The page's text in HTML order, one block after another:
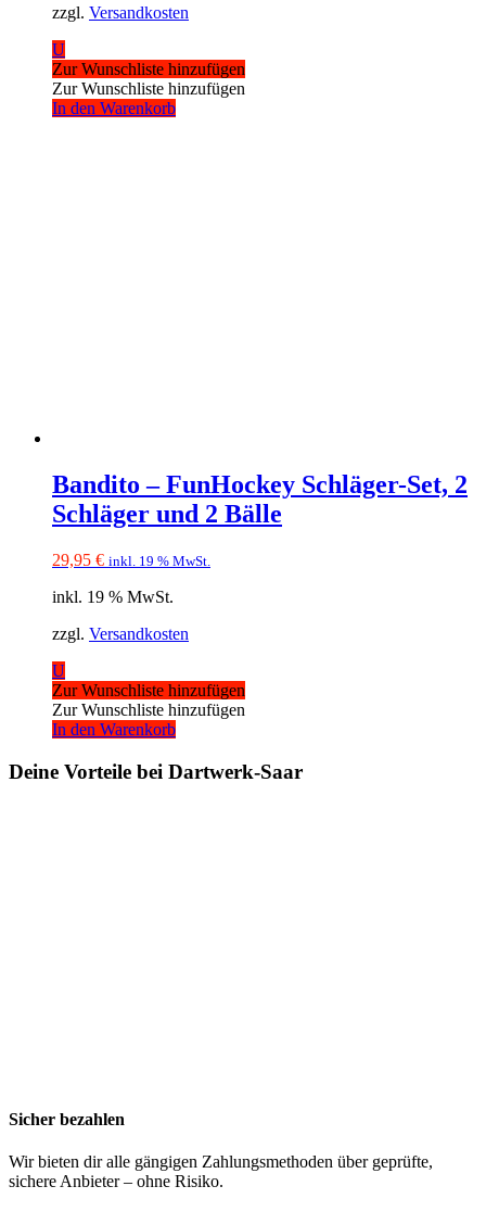
zzgl. Versandkosten
U
Zur Wunschliste hinzufügen
Zur Wunschliste hinzufügen
In den Warenkorb
Bandito – FunHockey Schläger-Set, 2
Schläger und 2 Bälle
29,95 € inkl. 19 % MwSt.
inkl. 19 % MwSt.
zzgl. Versandkosten
U
Zur Wunschliste hinzufügen
Zur Wunschliste hinzufügen
In den Warenkorb
Deine Vorteile bei Dartwerk-Saar
Sicher bezahlen
Wir bieten dir alle gängigen Zahlungsmethoden über geprüfte,
sichere Anbieter – ohne Risiko.